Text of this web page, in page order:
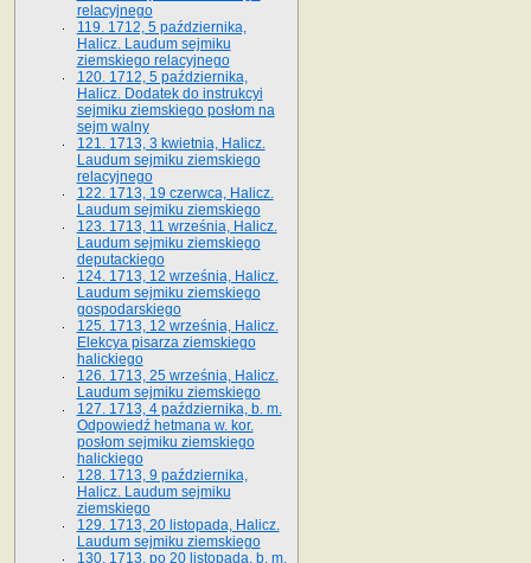
relacyjnego
119. 1712, 5 października,
Halicz. Laudum sejmiku
ziemskiego relacyjnego
120. 1712, 5 października,
Halicz. Dodatek do instrukcyi
sejmiku ziemskiego posłom na
sejm walny
121. 1713, 3 kwietnia, Halicz.
Laudum sejmiku ziemskiego
relacyjnego
122. 1713, 19 czerwca, Halicz.
Laudum sejmiku ziemskiego
123. 1713, 11 września, Halicz.
Laudum sejmiku ziemskiego
deputackiego
124. 1713, 12 września, Halicz.
Laudum sejmiku ziemskiego
gospodarskiego
125. 1713, 12 września, Halicz.
Elekcya pisarza ziemskiego
halickiego
126. 1713, 25 września, Halicz.
Laudum sejmiku ziemskiego
127. 1713, 4 października, b. m.
Odpowiedź hetmana w. kor.
posłom sejmiku ziemskiego
halickiego
128. 1713, 9 października,
Halicz. Laudum sejmiku
ziemskiego
129. 1713, 20 listopada, Halicz.
Laudum sejmiku ziemskiego
130. 1713, po 20 listopada, b. m.